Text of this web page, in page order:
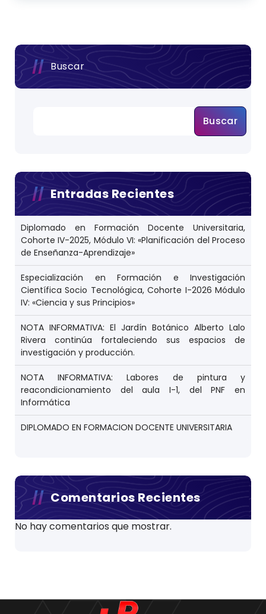
Buscar
Buscar
Entradas Recientes
Diplomado en Formación Docente Universitaria,
Cohorte IV-2025, Módulo VI: «Planificación del Proceso
de Enseñanza-Aprendizaje»
Especialización en Formación e Investigación
Científica Socio Tecnológica, Cohorte I-2026 Módulo
IV: «Ciencia y sus Principios»
NOTA INFORMATIVA: El Jardín Botánico Alberto Lalo
Rivera continúa fortaleciendo sus espacios de
investigación y producción.
NOTA INFORMATIVA: Labores de pintura y
reacondicionamiento del aula I-1, del PNF en
Informática
DIPLOMADO EN FORMACION DOCENTE UNIVERSITARIA
Comentarios Recientes
No hay comentarios que mostrar.